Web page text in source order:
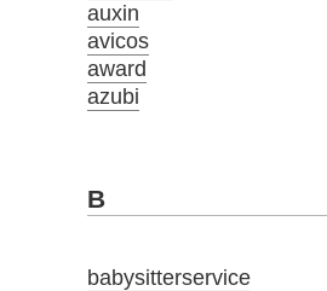
auxin
avicos
award
azubi
B
babysitterservice